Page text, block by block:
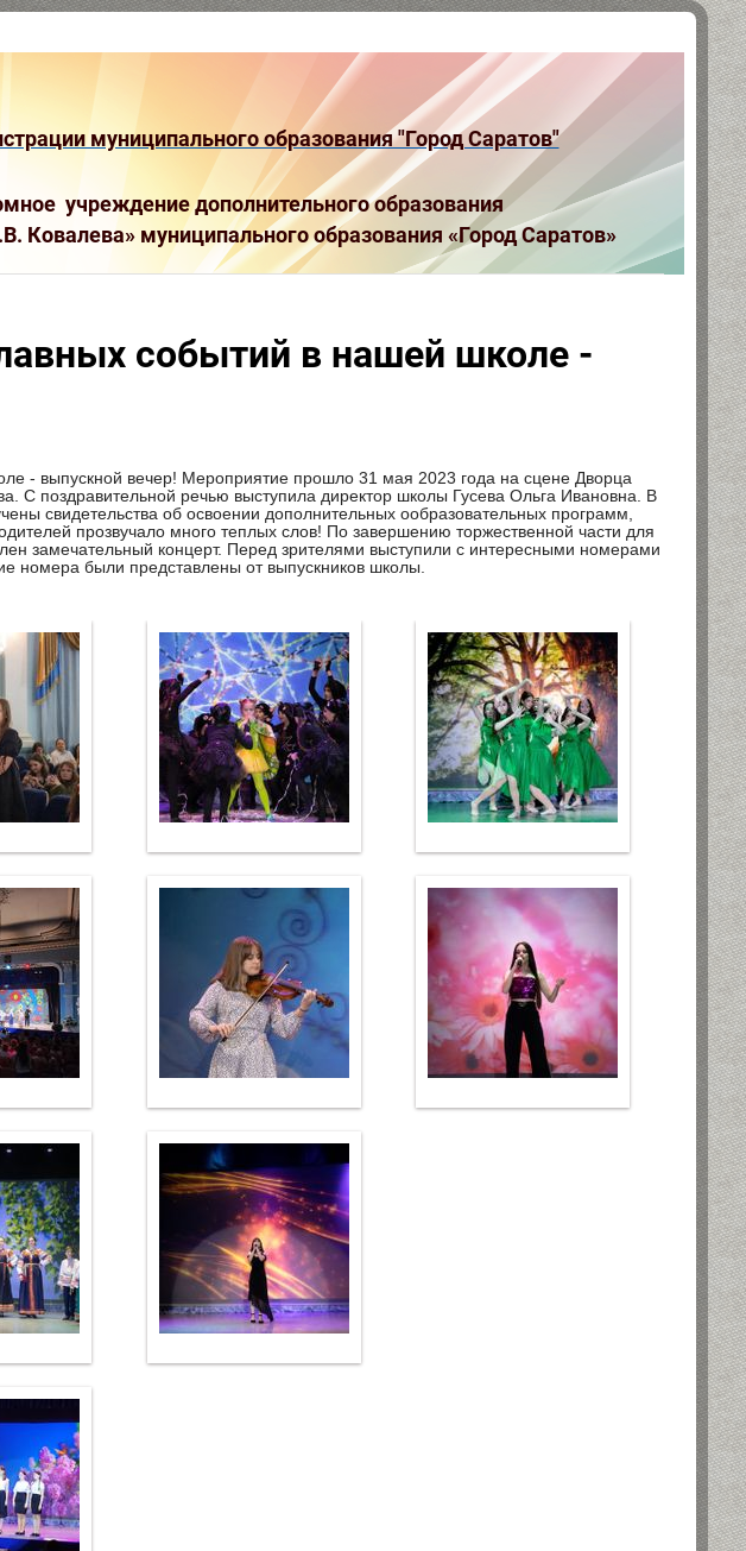
муниципального образования "Город Саратов"
учреждение дополнительного образования
Ковалева» муниципального образования «Город Саратов»
событий в нашей школе -
- выпускной вечер! Мероприятие прошло 31 мая 2023 года на сцене Дворца
С поздравительной речью выступила директор школы Гусева Ольга Ивановна. В
свидетельства об освоении дополнительных ообразовательных программ,
прозвучало много теплых слов! По завершению торжественной части для
замечательный концерт. Перед зрителями выступили с интересными номерами
номера были представлены от выпускников школы.